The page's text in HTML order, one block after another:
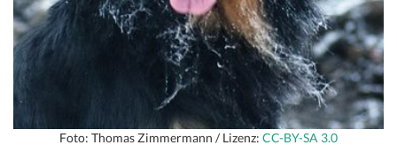
Foto: Thomas Zimmermann / Lizenz: CC-BY-SA 3.0